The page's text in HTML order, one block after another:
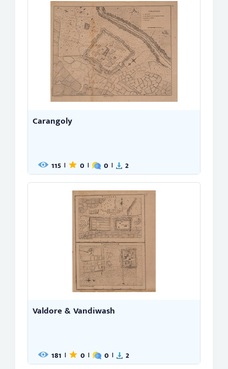
Carangoly
115 | 0 | 0 | 2
Valdore & Vandiwash
181 | 0 | 0 | 2